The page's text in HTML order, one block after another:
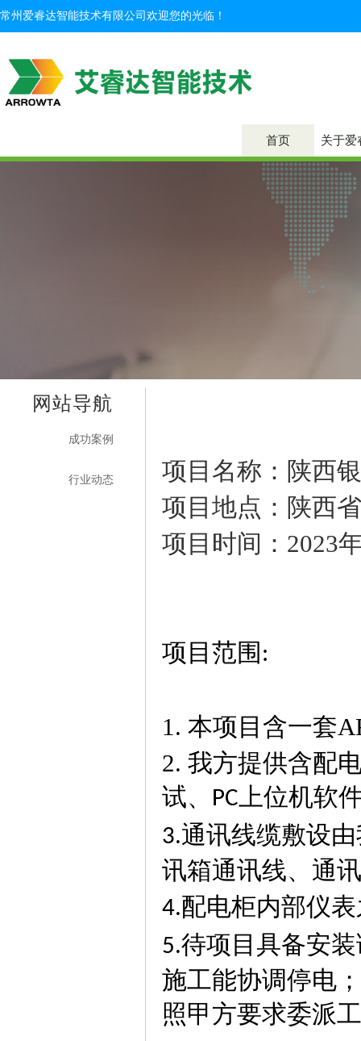
常州爱睿达智能技术有限公司欢迎您的光临！
首页 关于爱
网站导航
成功案例
行业动态
项目名称：陕西
项目地点：陕西省
项目时间：2023
项目范围 :
1. 本项目含一套
2. 我方提供含配
试、
PC上位机软
3.通讯线缆敷设
讯箱通讯线、通
4.配电柜内部仪
5.待项目具备安
施工能协调停电
照甲方要求委派